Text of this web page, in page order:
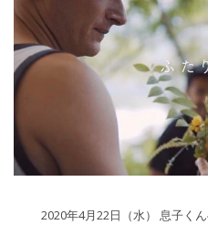
2020年4月22日（水） 息子く